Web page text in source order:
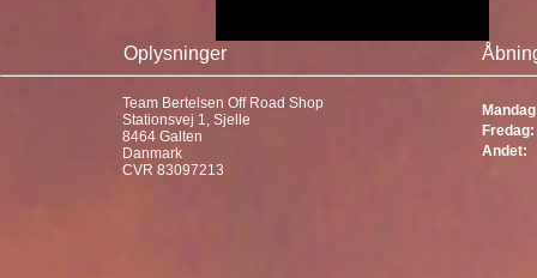
Oplysninger
Team Bertelsen Off Road Shop
Stationsvej 1, Sjelle
8464 Galten
Danmark
CVR 83097213
Fredag:
Andet: